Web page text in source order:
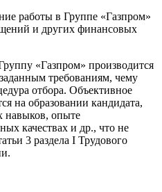
работы в Группе «Газпром»
и других финансовых
«Газпром» производится
требованиям, чему
отбора. Объективное
на образовании кандидата,
навыков, опыте
качествах и др., что не
3 раздела I Трудового